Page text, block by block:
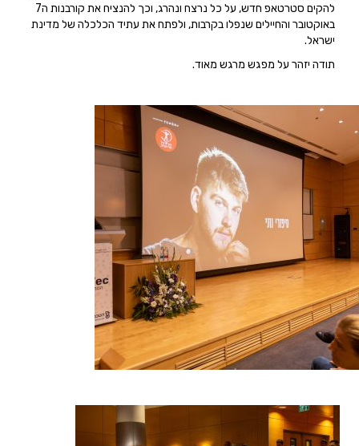
להקים סטרטאפ חדש, על כל נרצח ונהרג, וכך להנציח את קורבנות ה7
באוקטובר והחיילים שנפלו בקרבות, ולפתח את עתיד הכלכלה של מדינת
ישראל.
תודה יזהר על מפגש מרגש מאוד.